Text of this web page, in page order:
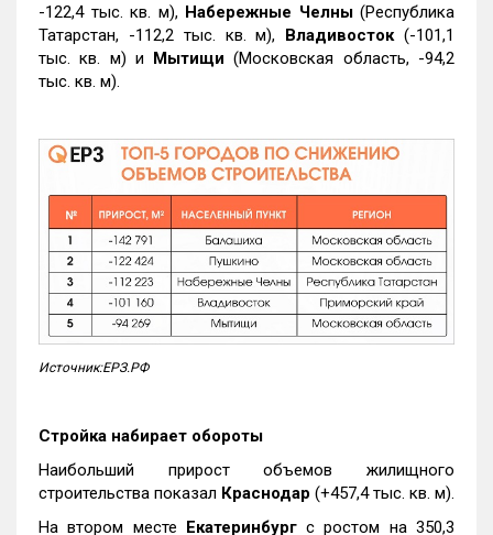
-122,4 тыс. кв. м), Набережные Челны(Республика
Татарстан, -112,2 тыс. кв. м), Владивосток(-101,1
тыс. кв. м) и Мытищи (Московская область, -94,2
тыс. кв. м).
Источник:ЕРЗ.РФ
Стройка набирает обороты
Наибольший прирост объемов жилищного
строительства показал Краснодар (+457,4 тыс. кв. м).
На втором месте Екатеринбургс ростом на 350,3